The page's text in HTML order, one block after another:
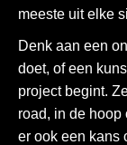
meeste uit elke
Denk aan een
doet, of een
project begint.
road, in de hoop
er ook een kans